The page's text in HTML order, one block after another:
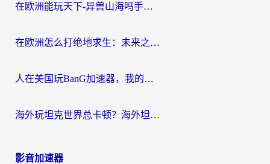
在欧洲能玩天下-异兽山海吗手游？海外玩家的加速器生存指南
在欧洲怎么打绝地求生：未来之役不卡？留学生亲测的加速器避坑指南
人在美国玩BanG加速器，我的延迟终于绿了
海外玩坦克世界总卡顿？海外坦克世界加速器有哪些？实测好用的选择在这里
影音加速器